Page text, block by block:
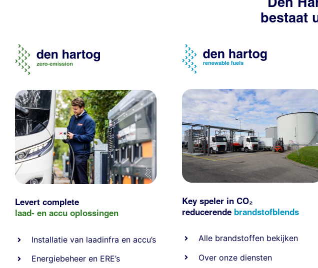
bestaat
Levert complete
laad- en accu oplossingen
Installatie van laadinfra en accu’s
Energiebeheer en ERE’s
Key speler in CO₂
reducerende brandstofblends
Alle brandstoffen bekijken
Over onze diensten